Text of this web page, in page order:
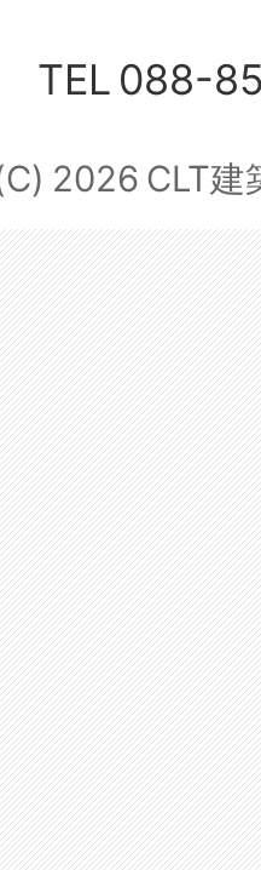
TEL 088-
2026 CLT建